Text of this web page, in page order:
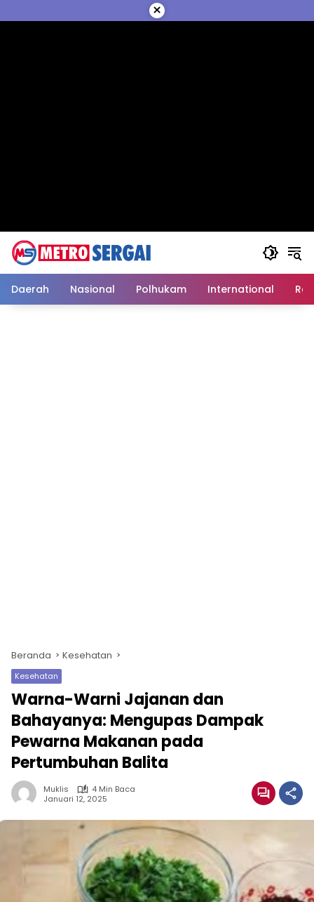
ke
×
Daerah Nasional Polhukam International
Beranda Kesehatan
Kesehatan
Warna-Warni Jajanan dan
Bahayanya: Mengupas Dampak
Pewarna Makanan pada
Pertumbuhan Balita
Muklis
4 Min Baca
Januari 12, 2025